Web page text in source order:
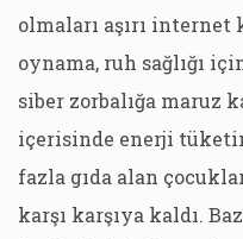
olmaları aşırı internet
oynama, ruh sağlığı
siber zorbalığa maruz
içerisinde enerji
fazla gıda alan
karşı karşıya kaldı.